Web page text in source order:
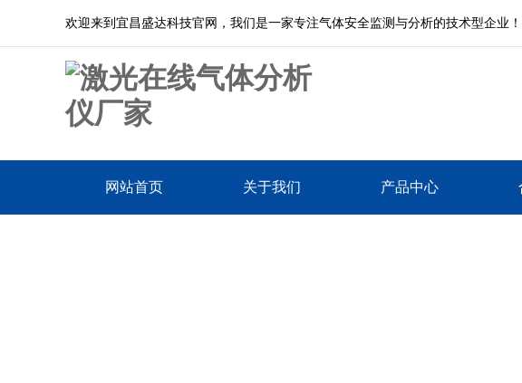
欢迎来到宜昌盛达科技官网，我们是一家专注气体安全监测与分析的技术型企业！
网站首页 关于我们 产品中心